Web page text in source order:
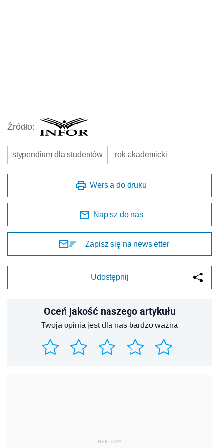
Źródło:
stypendium dla studentów rok akademicki
Wersja do druku
Napisz do nas
Zapisz się na newsletter
Udostępnij
Oceń jakość naszego artykułu
Twoja opinia jest dla nas bardzo ważna
REKLAMA